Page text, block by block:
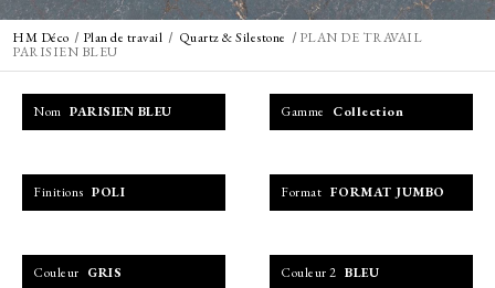
HM Déco Plan de travail Quartz & Silestone
PLAN DE TRAVAIL
PARISIEN BLEU
Nom PARISIEN BLEU Gamme Collection
Finitions POLI Format FORMAT JUMBO
Couleur GRIS Couleur 2 BLEU